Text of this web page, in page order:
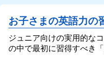
お子さまの英語力の
ジュニア向けの実用的な
の中で最初に習得すべき